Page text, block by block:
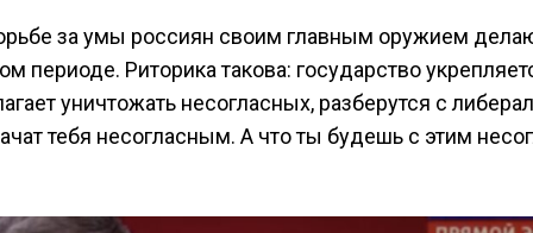
за умы россиян своим главным оружием
Риторика такова: государство
уничтожать несогласных, разберутся с
тебя несогласным. А что ты будешь с этим